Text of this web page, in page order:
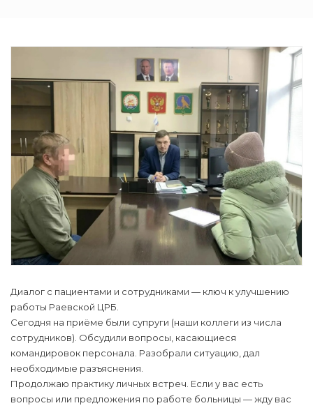
Диалог с пациентами и сотрудниками — ключ к улучшению
работы Раевской ЦРБ.
Сегодня на приёме были супруги (наши коллеги из числа
сотрудников). Обсудили вопросы, касающиеся
командировок персонала. Разобрали ситуацию, дал
необходимые разъяснения.
Продолжаю практику личных встреч. Если у вас есть
вопросы или предложения по работе больницы — жду вас